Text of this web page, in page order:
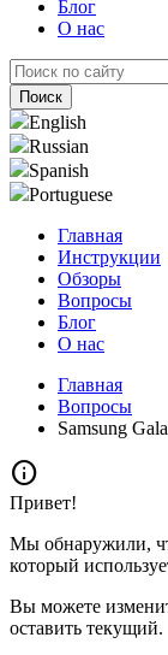
Блог
О нас
English
Russian
Spanish
Portuguese
Главная
Инструкции
Обзоры
Вопросы
Блог
О нас
Главная
Вопросы
Samsung
info
Привет!
Мы обнаружили,
который
Вы можете
оставить текущий.